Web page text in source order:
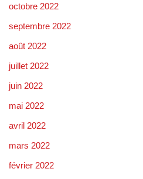
octobre 2022
septembre 2022
août 2022
juillet 2022
juin 2022
mai 2022
avril 2022
mars 2022
février 2022